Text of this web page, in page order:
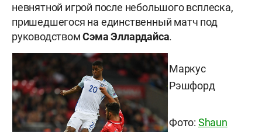
невнятной игрой после небольшого всплеска,
пришедшегося на единственный матч под
руководствомСэма Эллардайса.
Маркус
Рэшфорд
Фото: Shaun